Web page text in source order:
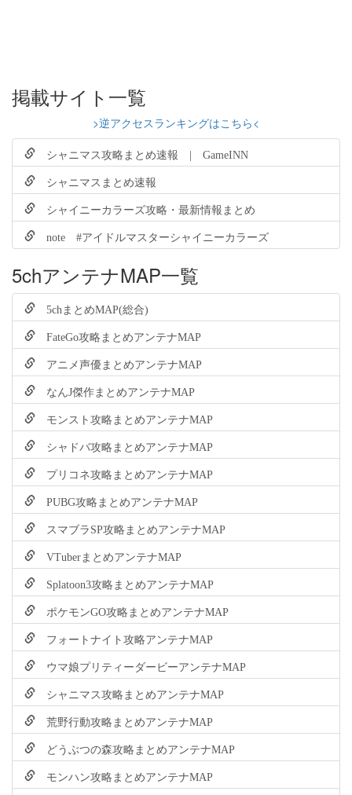
掲載サイト一覧
>逆アクセスランキングはこちら<
シャニマス攻略まとめ速報 | GameINN
シャニマスまとめ速報
シャイニーカラーズ攻略・最新情報まとめ
note #アイドルマスターシャイニーカラーズ
5chアンテナMAP一覧
5chまとめMAP(総合)
FateGo攻略まとめアンテナMAP
アニメ声優まとめアンテナMAP
なんJ傑作まとめアンテナMAP
モンスト攻略まとめアンテナMAP
シャドバ攻略まとめアンテナMAP
プリコネ攻略まとめアンテナMAP
PUBG攻略まとめアンテナMAP
スマブラSP攻略まとめアンテナMAP
VTuberまとめアンテナMAP
Splatoon3攻略まとめアンテナMAP
ポケモンGO攻略まとめアンテナMAP
フォートナイト攻略アンテナMAP
ウマ娘プリティーダービーアンテナMAP
シャニマス攻略まとめアンテナMAP
荒野行動攻略まとめアンテナMAP
どうぶつの森攻略まとめアンテナMAP
モンハン攻略まとめアンテナMAP